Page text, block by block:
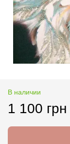
В наличии
1 100 грн